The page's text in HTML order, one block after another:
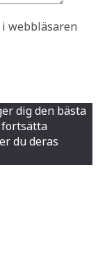
webbläsaren
dig den bästa
fortsätta
du deras